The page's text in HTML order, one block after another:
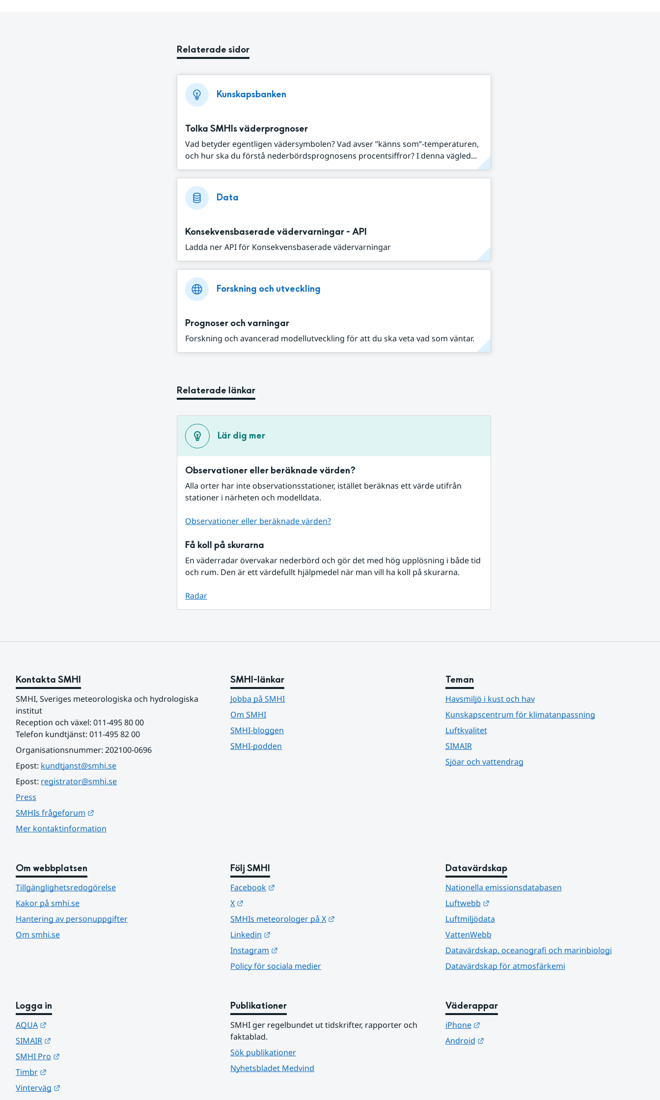
Relaterade sidor
Kunskapsbanken
Tolka SMHIs väderprognoser
Vad betyder egentligen vädersymbolen? Vad avser ”känns som”-temperaturen,
och hur ska du förstå nederbördsprognosens procentsiffror? I denna vägled...
Data
Konsekvensbaserade vädervarningar - API
Ladda ner API för Konsekvensbaserade vädervarningar
Forskning och utveckling
Prognoser och varningar
Forskning och avancerad modellutveckling för att du ska veta vad som väntar.
Relaterade länkar
Lär dig mer
Observationer eller beräknade värden?
Alla orter har inte observationsstationer, istället beräknas ett värde utifrån
stationer i närheten och modelldata.
Observationer eller beräknade värden?
Få koll på skurarna
En väderradar övervakar nederbörd och gör det med hög upplösning i både tid
och rum. Den är ett värdefullt hjälpmedel när man vill ha koll på skurarna.
Radar
Kontakta SMHI
SMHI, Sveriges meteorologiska och hydrologiska
institut
Reception och växel: 011-495 80 00
Telefon kundtjänst: 011-495 82 00
Organisationsnummer: 202100-0696
Epost: kundtjanst@smhi.se
Epost: registrator@smhi.se
Press
SMHIs frågeforum
Mer kontaktinformation
SMHI-länkar
Jobba på SMHI
Om SMHI
SMHI-bloggen
SMHI-podden
Teman
Havsmiljö i kust och hav
Kunskapscentrum för klimatanpassning
Luftkvalitet
SIMAIR
Sjöar och vattendrag
Om webbplatsen
Tillgänglighetsredogörelse
Kakor på smhi.se
Hantering av personuppgifter
Om smhi.se
Följ SMHI
Facebook
X
SMHIs meteorologer på X
Linkedin
Instagram
Policy för sociala medier
Datavärdskap
Nationella emissionsdatabasen
Luftwebb
Länk till annan webbplats.
Luftmiljödata
VattenWebb
Datavärdskap, oceanografi och marinbiologi
Datavärdskap för atmosfärkemi
Logga in
AQUA
SIMAIR
SMHI Pro
Timbr
Vinterväg
Publikationer
SMHI ger regelbundet ut tidskrifter, rapporter och
faktablad.
Sök publikationer
Nyhetsbladet Medvind
Väderappar
iPhone
Länk till annan webbplats.
Android
Länk till annan webbplats.